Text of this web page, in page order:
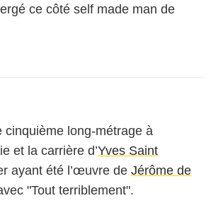
ce côté self made man de
cinquième long-métrage à
et la carrière d’Yves Saint
ayant été l’œuvre de Jérôme de
"Tout terriblement".